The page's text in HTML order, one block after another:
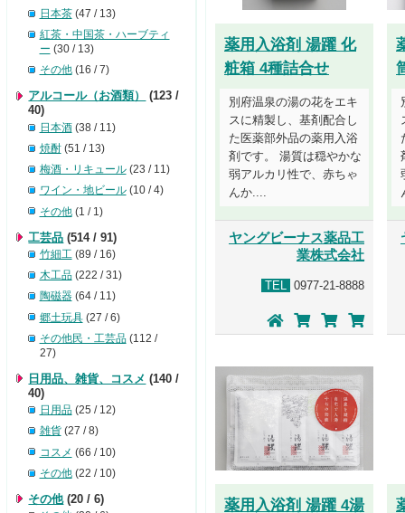
薬用入浴剤 湯躍 化
粧箱 4種詰合せ
別府温泉の湯の花をエキ
スに精製し、基剤配合し
た医薬部外品の薬用入浴
剤です。 湯質は穏やかな
弱アルカリ性で、赤ちゃ
んか....
ヤングビーナス薬品工
業株式会社
TEL 0977-21-8888
薬用入浴剤 湯躍 4湯
日本茶(47 / 13)
紅茶・中国茶・ハーブティ
ー (30 / 13)
その他(16 / 7)
アルコール（お酒類）
(123 /
40)
日本酒(38 / 11)
焼酎(51 / 13)
梅酒・リキュール(23 / 11)
ワイン・地ビール(10 / 4)
その他(1 / 1)
工芸品 (514 / 91)
竹細工(89 / 16)
木工品(222 / 31)
陶磁器(64 / 11)
郷土玩具(27 / 6)
その他民・工芸品(112 /
27)
日用品、雑貨、コスメ (140 /
40)
日用品(25 / 12)
雑貨(27 / 8)
コスメ (66 / 10)
その他(22 / 10)
その他(20 / 6)